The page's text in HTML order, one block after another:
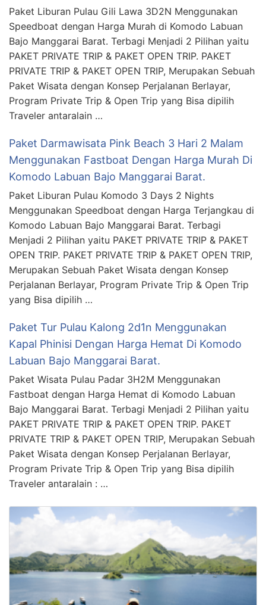
Paket Liburan Pulau Gili Lawa 3D2N Menggunakan
Speedboat dengan Harga Murah di Komodo Labuan
Bajo Manggarai Barat. Terbagi Menjadi 2 Pilihan yaitu
PAKET PRIVATE TRIP & PAKET OPEN TRIP. PAKET
PRIVATE TRIP & PAKET OPEN TRIP, Merupakan Sebuah
Paket Wisata dengan Konsep Perjalanan Berlayar,
Program Private Trip & Open Trip yang Bisa dipilih
Traveler antaralain …
Paket Darmawisata Pink Beach 3 Hari 2 Malam
Menggunakan Fastboat Dengan Harga Murah Di
Komodo Labuan Bajo Manggarai Barat.
Paket Liburan Pulau Komodo 3 Days 2 Nights
Menggunakan Speedboat dengan Harga Terjangkau di
Komodo Labuan Bajo Manggarai Barat. Terbagi
Menjadi 2 Pilihan yaitu PAKET PRIVATE TRIP & PAKET
OPEN TRIP. PAKET PRIVATE TRIP & PAKET OPEN TRIP,
Merupakan Sebuah Paket Wisata dengan Konsep
Perjalanan Berlayar, Program Private Trip & Open Trip
yang Bisa dipilih …
Paket Tur Pulau Kalong 2d1n Menggunakan
Kapal Phinisi Dengan Harga Hemat Di Komodo
Labuan Bajo Manggarai Barat.
Paket Wisata Pulau Padar 3H2M Menggunakan
Fastboat dengan Harga Hemat di Komodo Labuan
Bajo Manggarai Barat. Terbagi Menjadi 2 Pilihan yaitu
PAKET PRIVATE TRIP & PAKET OPEN TRIP. PAKET
PRIVATE TRIP & PAKET OPEN TRIP, Merupakan Sebuah
Paket Wisata dengan Konsep Perjalanan Berlayar,
Program Private Trip & Open Trip yang Bisa dipilih
Traveler antaralain : …